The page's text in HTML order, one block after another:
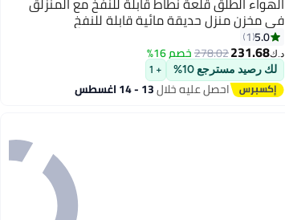
في مخزن منزل حديقة مائية قابلة للنفخ
5.0
1
د.ك‏231.68
278.02خصم 16%
لك رصيد مسترجع 10% + 1
احصل عليه خلال13 - 14 اغسطس